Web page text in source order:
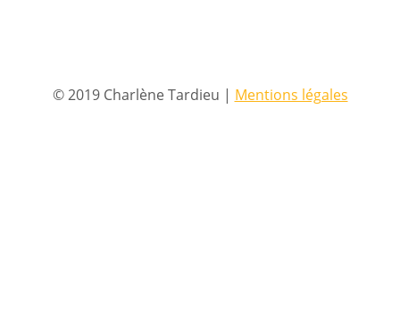
© 2019 Charlène Tardieu | Mentions légales